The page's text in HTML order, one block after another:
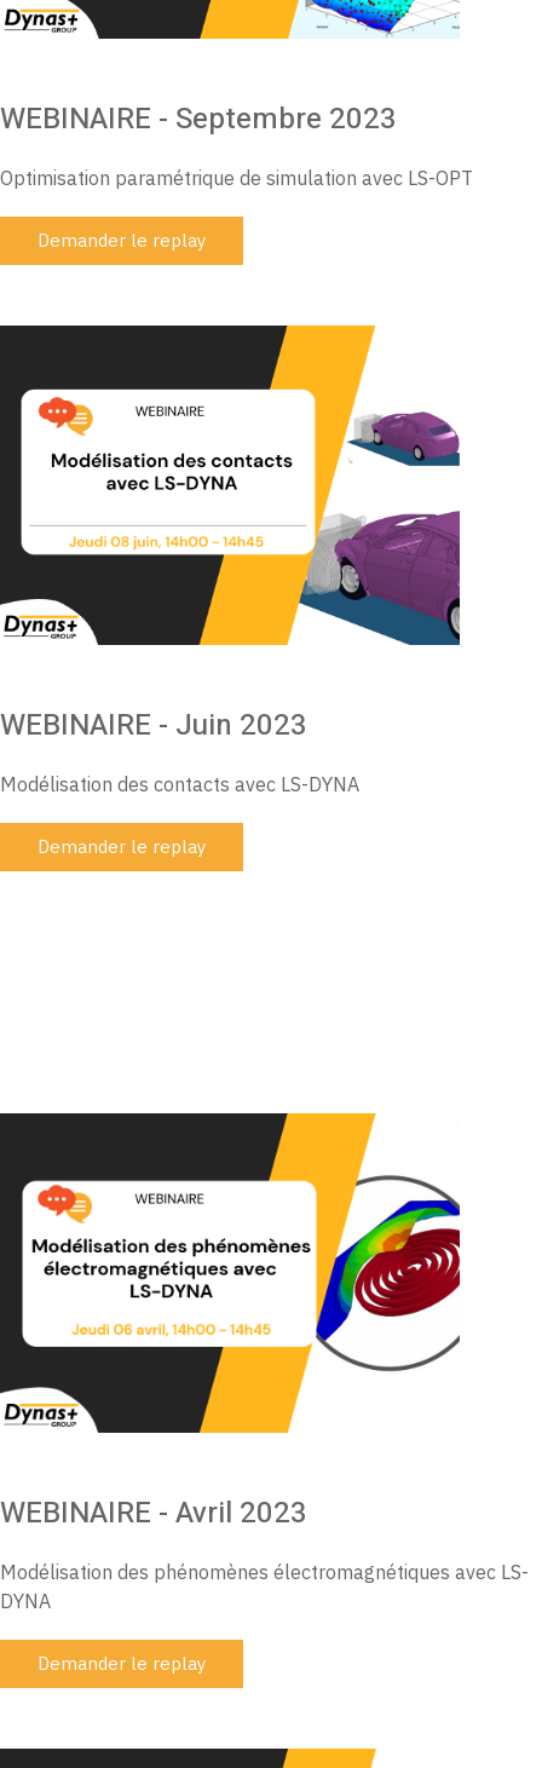
WEBINAIRE - Septembre 2023
Optimisation paramétrique de simulation avec LS-OPT
Demander le replay
WEBINAIRE - Juin 2023
Modélisation des contacts avec LS-DYNA
Demander le replay
WEBINAIRE - Avril 2023
Modélisation des phénomènes électromagnétiques avec LS-
DYNA
Demander le replay